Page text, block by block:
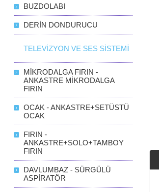
BUZDOLABI
DERİN DONDURUCU
TELEVİZYON VE SES SİSTEMİ
MİKRODALGA FIRIN -
ANKASTRE MİKRODALGA
FIRIN
OCAK - ANKASTRE+SETÜSTÜ
OCAK
FIRIN -
ANKASTRE+SOLO+TAMBOY
FIRIN
DAVLUMBAZ - SÜRGÜLÜ
ASPİRATÖR